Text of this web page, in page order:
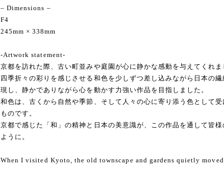
– Dimensions –
F4
245mm × 338mm
-Artwork statement-
京都を訪れた際、古い町並みや庭園が心に静かな感動を与えてくれま
四季折々の彩りを感じさせる和色を少しずつ差し込みながら日本の
現し、静かでありながら心を動かす力強い作品を目指しました。
和色は、古くから自然や季節、そして人々の心に寄り添う色として受
ものです。
京都で感じた「和」の精神と日本の美意識が、この作品を通して皆様
ように。
When I visited Kyoto, the old townscape and gardens quietly moved